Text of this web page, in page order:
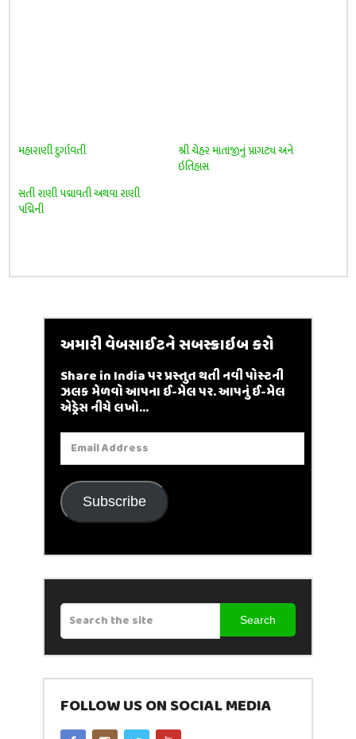
મહારાણી દુર્ગાવતી
શ્રી ચેહર માતાજીનું પ્રાગટ્ય અને
ઇતિહાસ
સતી રાણી પદ્માવતી અથવા રાણી
પદ્મિની
અમારી વેબસાઈટને સબસ્ક્રાઇબ કરો
Share in India પર પ્રસ્તુત થતી નવી પોસ્ટની
ઝલક મેળવો આપના ઈ-મેલ પર. આપનું ઈ-મેલ
એડ્રેસ નીચે લખો...
Email
Address
Subscribe
Search
FOLLOW US ON SOCIAL MEDIA